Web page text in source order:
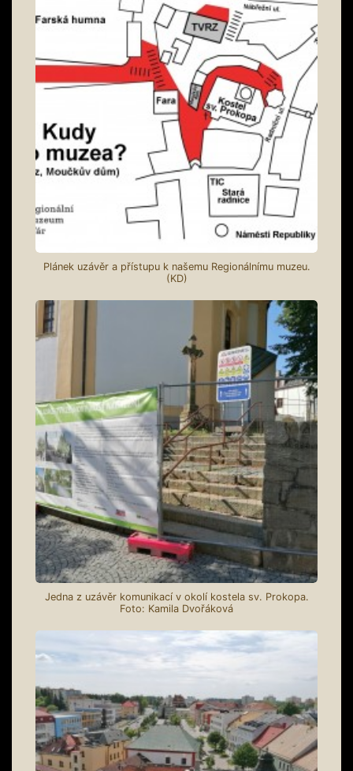
Plánek uzávěr a přístupu k našemu Regionálnímu muzeu.
(KD)
Jedna z uzávěr komunikací v okolí kostela sv. Prokopa.
Foto: Kamila Dvořáková